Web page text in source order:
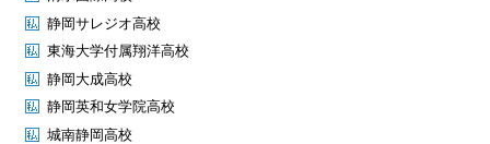
静岡サレジオ高校
東海大学付属翔洋高校
静岡大成高校
静岡英和女学院高校
城南静岡高校